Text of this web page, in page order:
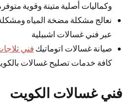
وكماليات أصلية متينة وقوية
نعالج مشكلة مضخة المياه
عبر فني غسالات اشبيلية
صيانة غسالات اتوماتيك فني
كافة خدمات تصليح غسالات
فني غسالات الكويت